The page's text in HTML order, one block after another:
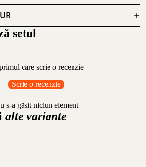
setul
care scrie o recenzie
Scrie o recenzie
s-a găsit niciun element
alte variante